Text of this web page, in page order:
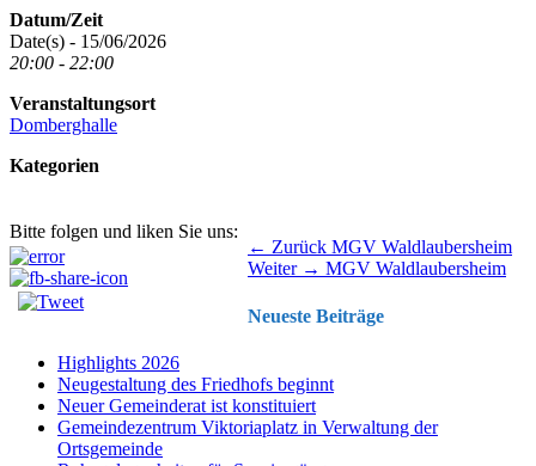
Datum/Zeit
Date(s) - 15/06/2026
20:00 - 22:00
Veranstaltungsort
Domberghalle
Kategorien
Bitte folgen und liken Sie uns:
Beitragsnavigation ← Zurück Vorhergehender
Beitrag:
MGV Waldlaubersheim
Weiter → Nächster
MGV Waldlaubersheim
Neueste Beiträge
Highlights 2026
Neugestaltung des Friedhofs beginnt
Neuer Gemeinderat ist konstituiert
Gemeindezentrum Viktoriaplatz in Verwaltung der
Ortsgemeinde